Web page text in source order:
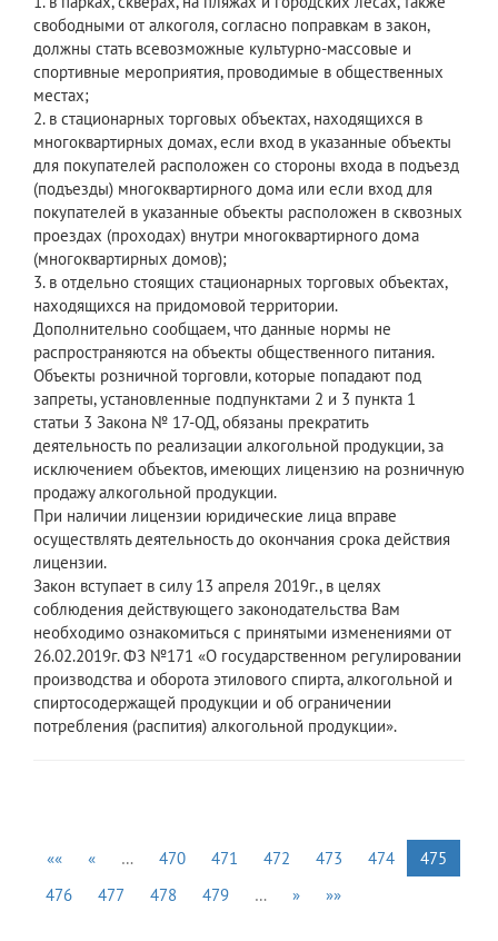
свободными от алкоголя, согласно поправкам в закон,
должны стать всевозможные культурно-массовые и
спортивные мероприятия, проводимые в общественных
местах;
2. в стационарных торговых объектах, находящихся в
многоквартирных домах, если вход в указанные объекты
для покупателей расположен со стороны входа в подъезд
(подъезды) многоквартирного дома или если вход для
покупателей в указанные объекты расположен в сквозных
проездах (проходах) внутри многоквартирного дома
(многоквартирных домов);
3. в отдельно стоящих стационарных торговых объектах,
находящихся на придомовой территории.
Дополнительно сообщаем, что данные нормы не
распространяются на объекты общественного питания.
Объекты розничной торговли, которые попадают под
запреты, установленные подпунктами 2 и 3 пункта 1
статьи 3 Закона № 17-ОД, обязаны прекратить
деятельность по реализации алкогольной продукции, за
исключением объектов, имеющих лицензию на розничную
продажу алкогольной продукции.
При наличии лицензии юридические лица вправе
осуществлять деятельность до окончания срока действия
лицензии.
Закон вступает в силу 13 апреля 2019г., в целях
соблюдения действующего законодательства Вам
необходимо ознакомиться с принятыми изменениями от
26.02.2019г. ФЗ №171 «О государственном регулировании
производства и оборота этилового спирта, алкогольной и
спиртосодержащей продукции и об ограничении
потребления (распития) алкогольной продукции».
«« « … 470 471 472 473 474
475
476
477 478 479 … » »»